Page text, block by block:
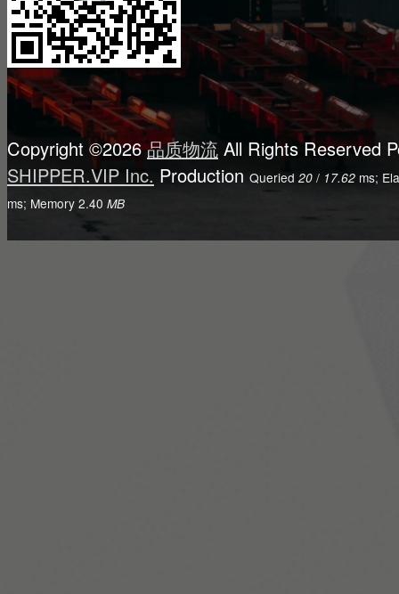
Copyright ©2026品质物流 All Rights Reserved
SHIPPER.VIP Inc. Production Queried20 / 17.62 ms;
ms; Memory 2.40 MB